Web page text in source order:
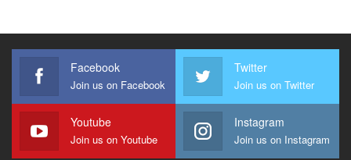
Facebook
Join us on Facebook
Twitter
Join us on Twitter
Youtube
Join us on Youtube
Instagram
Join us on Instagram